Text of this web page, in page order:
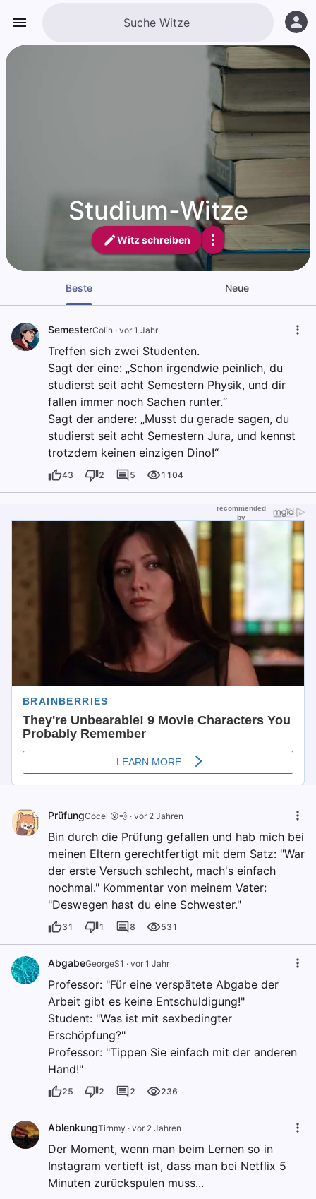
Studium-Witze
Witz schreiben
Beste Neue
SemesterColin · vor 1 Jahr
Treffen sich zwei Studenten.
Sagt der eine: „Schon irgendwie peinlich, du
studierst seit acht Semestern Physik, und dir
fallen immer noch Sachen runter.“
Sagt der andere: „Musst du gerade sagen, du
studierst seit acht Semestern Jura, und kennst
trotzdem keinen einzigen Dino!“
43 2 5 1104
PrüfungCocel 😮💨 · vor 2 Jahren
Bin durch die Prüfung gefallen und hab mich bei
meinen Eltern gerechtfertigt mit dem Satz: "War
der erste Versuch schlecht, mach's einfach
nochmal." Kommentar von meinem Vater:
"Deswegen hast du eine Schwester."
31 1 8 531
AbgabeGeorgeS1 · vor 1 Jahr
Professor: "Für eine verspätete Abgabe der
Arbeit gibt es keine Entschuldigung!"
Student: "Was ist mit sexbedingter
Erschöpfung?"
Professor: "Tippen Sie einfach mit der anderen
Hand!"
25 2 2 236
AblenkungTirnmy · vor 2 Jahren
Der Moment, wenn man beim Lernen so in
Instagram vertieft ist, dass man bei Netflix 5
Minuten zurückspulen muss...